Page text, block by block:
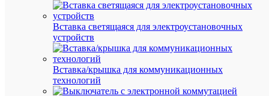
Вставка светящаяся для электроустановочных
устройств
Вставка/крышка для коммуникационных
технологий